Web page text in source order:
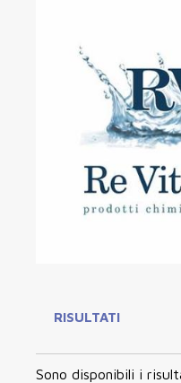
RISULTATI
Sono disponibili i